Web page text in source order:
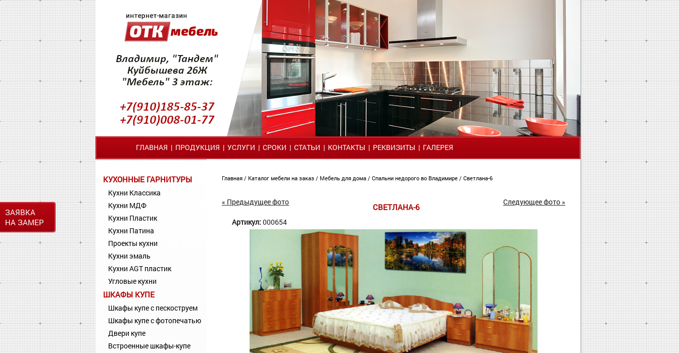
ЗАЯВКА
НА ЗАМЕР
ГЛАВНАЯ | ПРОДУКЦИЯ | УСЛУГИ | СРОКИ | СТАТЬИ | КОНТАКТЫ | РЕКВИЗИТЫ | ГАЛЕРЕЯ
КУХОННЫЕ ГАРНИТУРЫ
Кухни Классика
Кухни МДФ
Кухни Пластик
Кухни Патина
Проекты кухни
Кухни эмаль
Кухни AGT пластик
Угловые кухни
ШКАФЫ КУПЕ
Шкафы купе с пескоструем
Шкафы купе с фотопечатью
Двери купе
Встроенные шкафы-купе
Главная / Каталог мебели на заказ / Мебель для дома / Спальни недорого во Владимире / Светлана-6
« Предыдущее фото Следующее фото »
СВЕТЛАНА-6
Артикул: 000654